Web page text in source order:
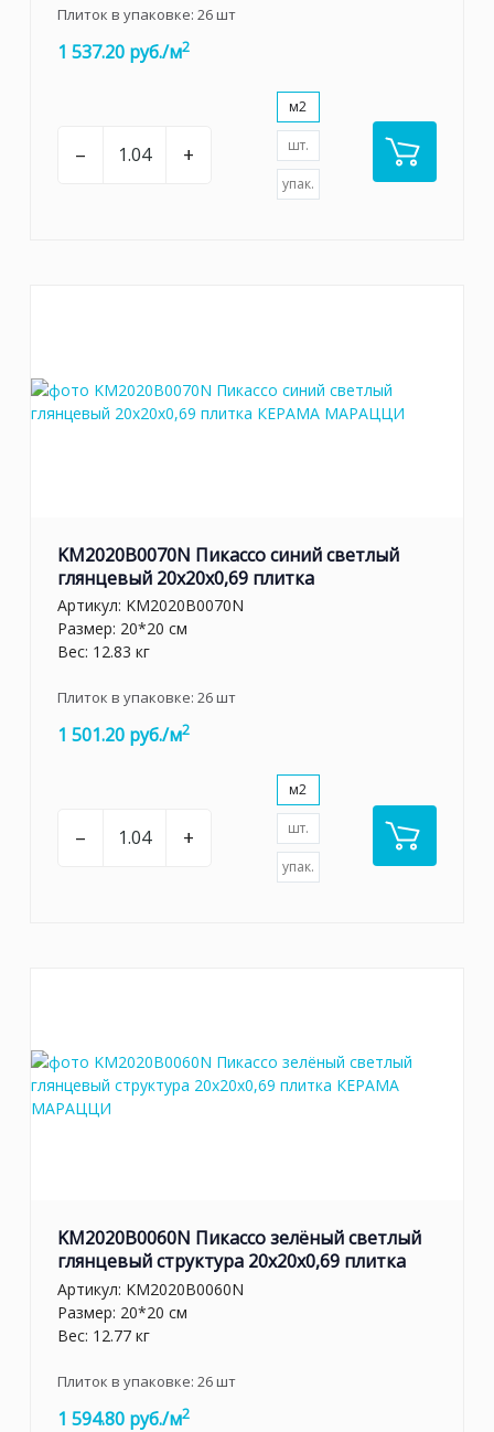
Плиток в упаковке: 26шт
1 537.20 руб./м2
– +
м2
шт.
упак.
KM2020B0070N Пикассо синий светлый
глянцевый 20x20x0,69 плитка
Артикул: KM2020B0070N
Размер: 20*20 см
Вес: 12.83 кг
Плиток в упаковке: 26шт
1 501.20 руб./м2
– +
м2
шт.
упак.
KM2020B0060N Пикассо зелёный светлый
глянцевый структура 20x20x0,69 плитка
Артикул: KM2020B0060N
Размер: 20*20 см
Вес: 12.77 кг
Плиток в упаковке: 26шт
1 594.80 руб./м2